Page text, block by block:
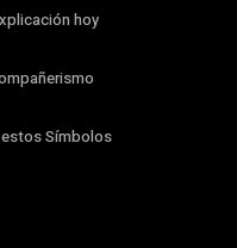
hoy
estos Símbolos